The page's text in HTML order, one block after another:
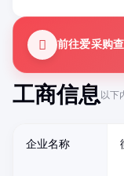
工商信息以下
企业名称
前往爱采购